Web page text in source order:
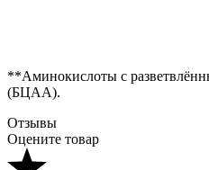
**Аминокислоты с
(БЦАА).
Отзывы
Оцените товар